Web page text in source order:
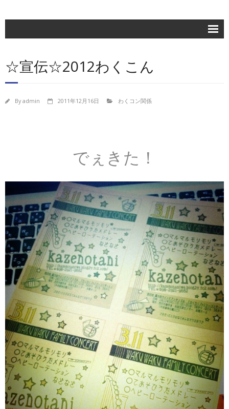
楽団紹介
☆宣伝☆2012わくこん
Byadmin 2011年12月16日 わくコン関係
でぇきた！